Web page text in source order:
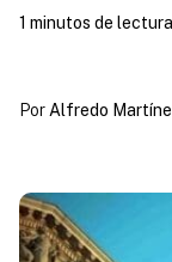
Por Alfredo
1 minutos de lectura